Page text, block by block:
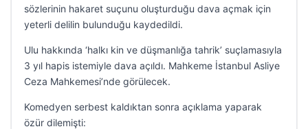
sözlerinin hakaret suçunu oluşturduğu dava açmak için
yeterli delilin bulunduğu kaydedildi.
Ulu hakkında ‘halkı kin ve düşmanlığa tahrik’ suçlamasıyla
3 yıl hapis istemiyle dava açıldı. Mahkeme İstanbul Asliye
Ceza Mahkemesi’nde görülecek.
Komedyen serbest kaldıktan sonra açıklama yaparak
özür dilemişti: